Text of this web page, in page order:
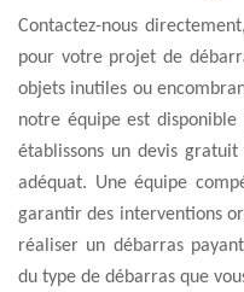
Contactez-nous
pour votre projet de
objets inutiles ou
notre équipe est disponible
établissons un devis
adéquat. Une équipe
garantir des interventions
réaliser un débarras
du type de débarras que